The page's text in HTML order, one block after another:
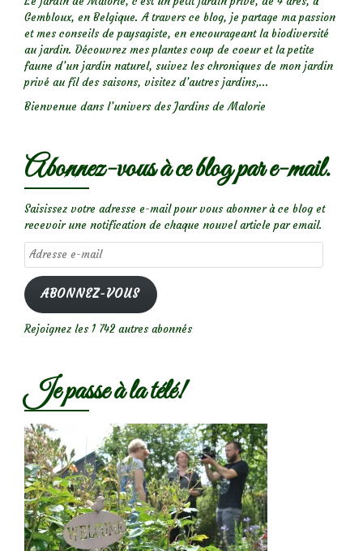
Gembloux, en Belgique. A travers ce blog, je partage ma passion
et mes conseils de paysagiste, en encourageant la biodiversité
au jardin. Découvrez mes plantes coup de coeur et la petite
faune d’un jardin naturel, suivez les chroniques de mon jardin
privé au fil des saisons, visitez d’autres jardins,...
Bienvenue dans l’univers des Jardins de Malorie
Abonnez-vous à ce blog par e-mail.
Saisissez votre adresse e-mail pour vous abonner à ce blog et
recevoir une notification de chaque nouvel article par email.
Adresse
e-
mail
ABONNEZ-VOUS
Rejoignez les 1 742 autres abonnés
Je passe à la télé!